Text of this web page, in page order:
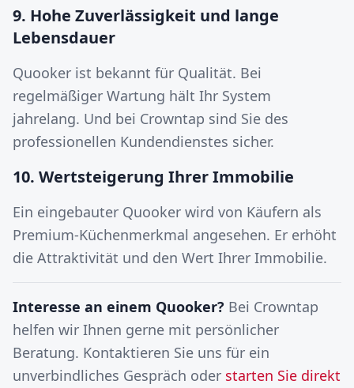
9. Hohe Zuverlässigkeit und lange
Lebensdauer
Quooker ist bekannt für Qualität. Bei
regelmäßiger Wartung hält Ihr System
jahrelang. Und bei Crowntap sind Sie des
professionellen Kundendienstes sicher.
10. Wertsteigerung Ihrer Immobilie
Ein eingebauter Quooker wird von Käufern als
Premium-Küchenmerkmal angesehen. Er erhöht
die Attraktivität und den Wert Ihrer Immobilie.
Interesse an einem Quooker? Bei Crowntap
helfen wir Ihnen gerne mit persönlicher
Beratung. Kontaktieren Sie uns für ein
unverbindliches Gespräch oder starten Sie direkt